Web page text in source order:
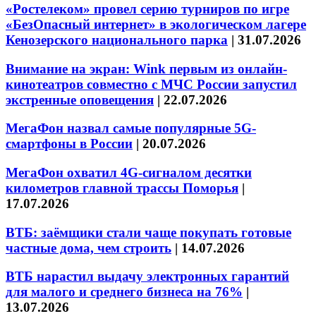
«Ростелеком» провел серию турниров по игре
«БезОпасный интернет» в экологическом лагере
Кенозерского национального парка | 31.07.2026
Внимание на экран: Wink первым из онлайн-
кинотеатров совместно с МЧС России запустил
экстренные оповещения | 22.07.2026
МегаФон назвал самые популярные 5G-
смартфоны в России | 20.07.2026
МегаФон охватил 4G-сигналом десятки
километров главной трассы Поморья |
17.07.2026
ВТБ: заёмщики стали чаще покупать готовые
частные дома, чем строить | 14.07.2026
ВТБ нарастил выдачу электронных гарантий
для малого и среднего бизнеса на 76% |
13.07.2026